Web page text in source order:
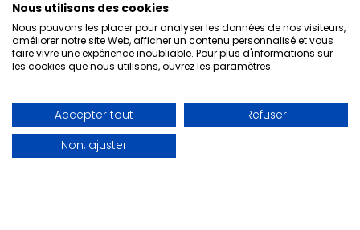
Dans les PME, le planning réside souvent dans
intuition, bien que précieuse, présente des limites : elle
sujette aux biais.
"calculateur" à "superviseur de scénarios". Sa valeur
arbitrer entre les options complexes présentées par
Nous utilisons des cookies
Nous pouvons les placer pour analyser les données de nos visiteurs,
améliorer notre site Web, afficher un contenu personnalisé et vous
faire vivre une expérience inoubliable. Pour plus d'informations sur
les cookies que nous utilisons, ouvrez les paramètres.
Accepter tout
Refuser
Non, ajuster